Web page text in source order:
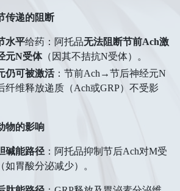
传递的阻断
水平给药：阿托品无法阻断节前Ach激
元N受体​（因其不拮抗N受体）。
仍可被激活​：节前Ach→节后神经元N
维释放递质（Ach或GRP）不受影
物的影响
碱能路径​：阿托品抑制节后Ach对M受
如胃酸分泌减少）。